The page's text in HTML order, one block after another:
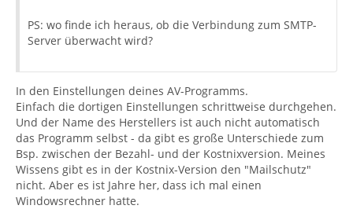
PS: wo finde ich heraus, ob die Verbindung zum SMTP-
Server überwacht wird?
In den Einstellungen deines AV-Programms.
Einfach die dortigen Einstellungen schrittweise durchgehen.
Und der Name des Herstellers ist auch nicht automatisch
das Programm selbst - da gibt es große Unterschiede zum
Bsp. zwischen der Bezahl- und der Kostnixversion. Meines
Wissens gibt es in der Kostnix-Version den "Mailschutz"
nicht. Aber es ist Jahre her, dass ich mal einen
Windowsrechner hatte.